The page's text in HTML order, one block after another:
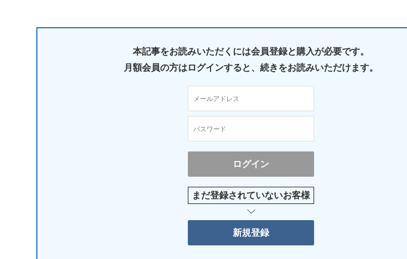
本記事をお読みいただくには会員登録と購入が必要です。
月額会員の方はログインすると、 続きをお読みいただけます。
まだ登録されていないお客様